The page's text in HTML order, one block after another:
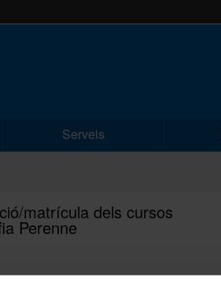
Serveis
matrícula dels cursos
Perenne